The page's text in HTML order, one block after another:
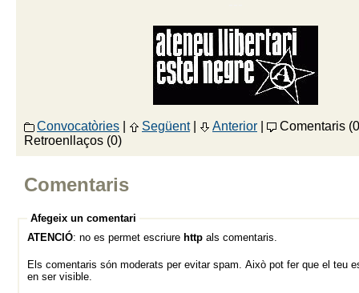
Convocatòries Següent| Anterior
Comentaris
Retroenllaços (0)
Comentaris
Afegeix un comentari
ATENCIÓ: no es permet escriure http als comentaris.
Els comentaris són moderats per evitar spam. Això pot fer que el teu
en ser visible.